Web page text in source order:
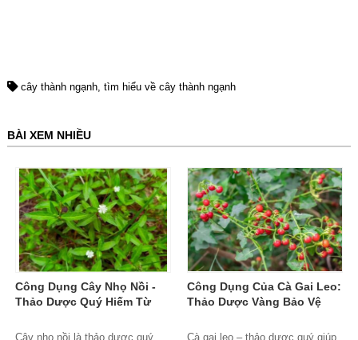
cây thành ngạnh tìm hiểu về cây thành ngạnh
BÀI XEM NHIỀU
Công Dụng Cây Nhọ Nồi -
Thảo Dược Quý Hiếm Từ
Cây nhọ nồi là thảo dược quý
Công Dụng Của Cà Gai Leo:
Thảo Dược Vàng Bảo Vệ
Cà gai leo – thảo dược quý giúp